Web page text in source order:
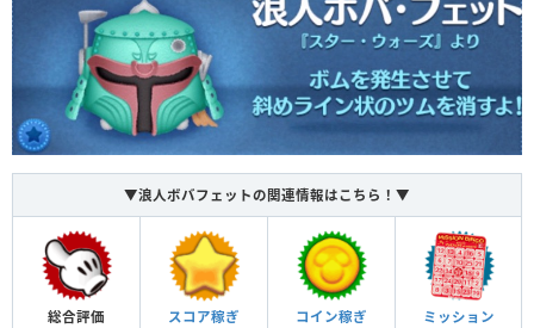
▼浪人ボバフェットの関連情報はこちら！▼
総合評価 スコア稼ぎ コイン稼ぎ ミッション